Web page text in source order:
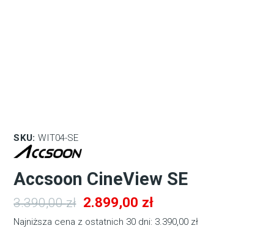
SKU: WIT04-SE
Accsoon CineView SE
3.390,00zł Pierwotna
cena
2.899,00 złAktualna
cena
Najniższa cena z ostatnich 30 dni: 3.390,00 zł